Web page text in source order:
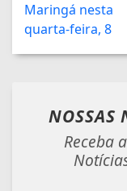
NOSSAS
Receba